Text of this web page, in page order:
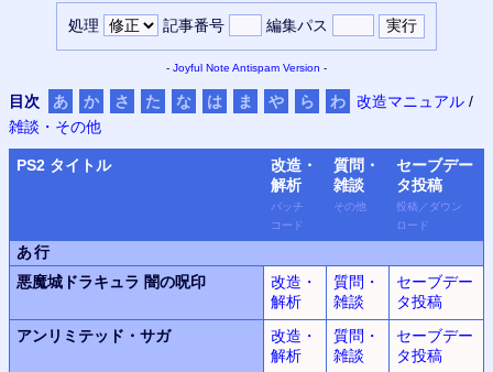
処理 記事番号 編集パス
- Joyful Note Antispam Version -
目次 あ か さ た な は ま や ら わ 改造マニュアル /
雑談・その他
PS2 タイトル
改造・
解析
パッチ
コード
質問・
雑談
その他
セーブデー
タ投稿
投稿 ／ ダウン
ロード
あ行
悪魔城ドラキュラ 闇の呪印
改造・
解析
質問・
雑談
セーブデー
タ投稿
アンリミテッド・サガ
改造・
解析
質問・
雑談
セーブデー
タ投稿